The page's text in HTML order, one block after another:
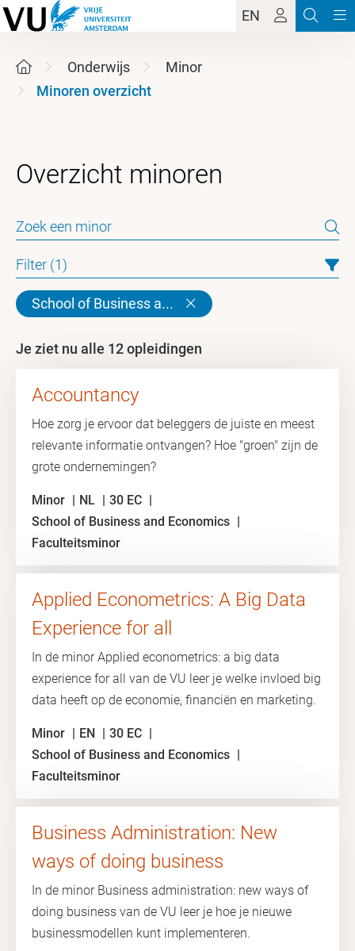
EN
Onderwijs
Minor
Minoren overzicht
Filter (1)
School of Business a...
Je ziet nu alle 12 opleidingen
Accountancy
Hoe zorg je ervoor dat beleggers de juiste en meest
relevante informatie ontvangen? Hoe "groen" zijn de
grote ondernemingen?
Minor NL
30 EC
School of Business and Economics
Faculteitsminor
Applied Econometrics: A Big Data
Experience for all
In de minor Applied econometrics: a big data
experience for all van de VU leer je welke invloed big
data heeft op de economie, financiën en marketing.
Minor EN
30 EC
School of Business and Economics
Faculteitsminor
Business Administration: New
ways of doing business
In de minor Business administration: new ways of
doing business van de VU leer je hoe je nieuwe
businessmodellen kunt implementeren.